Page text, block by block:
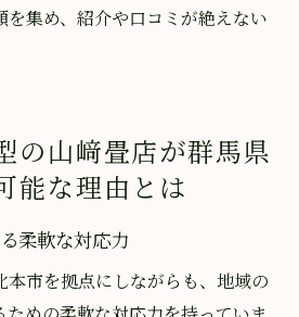
ラボレーションで生まれる可
を集め、紹介や口コミが絶えない
の山﨑畳店が群馬県
能な理由とは
柔軟な対応力
本市を拠点にしながらも、地域の